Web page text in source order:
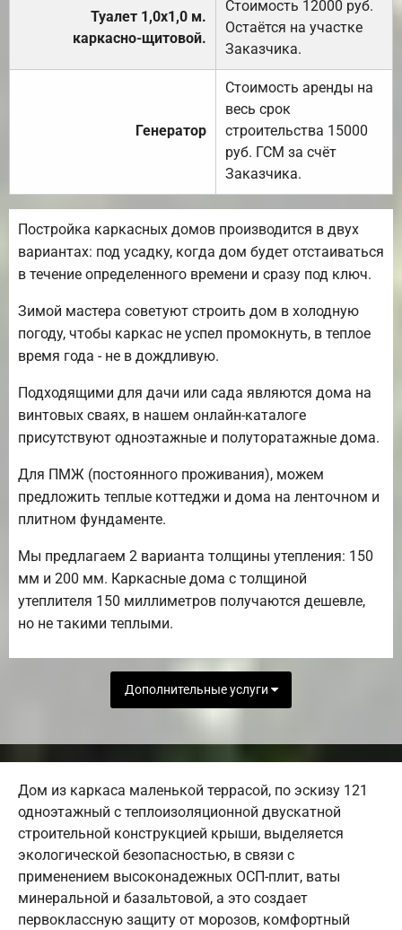
Туалет 1,0х1,0 м.
каркасно-щитовой.
Стоимость 12000 руб.
Остаётся на участке
Заказчика.
Генератор
Стоимость аренды на
весь срок
строительства 15000
руб. ГСМ за счёт
Заказчика.
Постройка каркасных домов производится в двух
вариантах: под усадку, когда дом будет отстаиваться
в течение определенного времени и сразу под ключ.
Зимой мастера советуют строить дом в холодную
погоду, чтобы каркас не успел промокнуть, в теплое
время года - не в дождливую.
Подходящими для дачи или сада являются дома на
винтовых сваях, в нашем онлайн-каталоге
присутствуют одноэтажные и полуторатажные дома.
Для ПМЖ (постоянного проживания), можем
предложить теплые коттеджи и дома на ленточном и
плитном фундаменте.
Мы предлагаем 2 варианта толщины утепления: 150
мм и 200 мм. Каркасные дома с толщиной
утеплителя 150 миллиметров получаются дешевле,
но не такими теплыми.
Дополнительные услуги
Дом из каркаса маленькой террасой, по эскизу 121
одноэтажный с теплоизоляционной двускатной
строительной конструкцией крыши, выделяется
экологической безопасностью, в связи с
применением высоконадежных ОСП-плит, ваты
минеральной и базальтовой, а это создает
первоклассную защиту от морозов, комфортный